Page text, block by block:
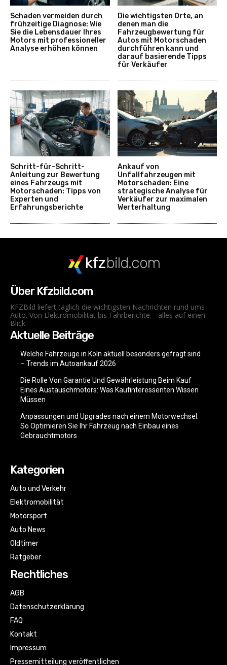
Schaden vermeiden durch
frühzeitige Diagnose: Wie
Sie die Lebensdauer Ihres
Motors mit professioneller
Analyse erhöhen können
Die wichtigsten Orte, an
denen man die
Fahrzeugbewertung für
Autos mit Motorschaden
durchführen kann und
darauf basierende Tipps
für Verkäufer
Schritt-für-Schritt-
Anleitung zur Bewertung
eines Fahrzeugs mit
Motorschaden: Tipps von
Experten und
Erfahrungsberichte
Ankauf von
Unfallfahrzeugen mit
Motorschaden: Eine
strategische Analyse für
Verkäufer zur maximalen
Werterhaltung
kfzbild.com
Über Kfzbild.com
KFZBild liefert täglich die wichtigsten Nachrichten rund ums
Auto. Von Elektromobilität bis Fahrberichte – alles auf einen
Blick.
Aktuelle Beiträge
Welche Fahrzeuge in Köln aktuell besonders gefragt sind
– Trends im Autoankauf 2026
Die Rolle Von Garantie Und Gewährleistung Beim Kauf
Eines Austauschmotors: Was Kaufinteressenten Wissen
Müssen
Anpassungen und Upgrades nach einem Motorwechsel:
So Optimieren Sie Ihr Fahrzeug nach Einbau eines
Gebrauchtmotors
Kategorien
Auto und Verkehr
Elektromobilität
Motorsport
Auto News
Oldtimer
Ratgeber
Rechtliches
AGB
Datenschutzerklärung
FAQ
Kontakt
Impressum
Pressemitteilung veröffentlichen